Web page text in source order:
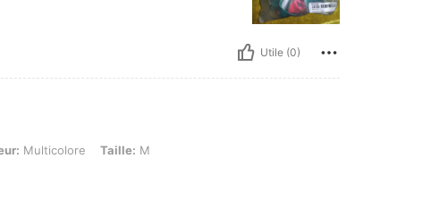
Utile (0)
Taille: M
Multicolore Taille: M